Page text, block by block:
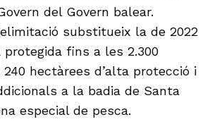
del Govern balear.
substitueix la de 2022
protegida fins a les 2.300
hectàrees d’alta protecció i
a la badia de Santa
especial de pesca.